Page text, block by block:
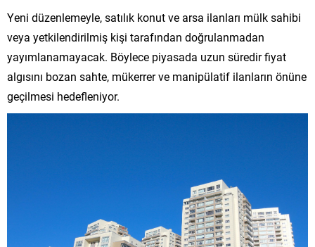
Yeni düzenlemeyle, satılık konut ve arsa ilanları mülk sahibi
veya yetkilendirilmiş kişi tarafından doğrulanmadan
yayımlanamayacak. Böylece piyasada uzun süredir fiyat
algısını bozan sahte, mükerrer ve manipülatif ilanların önüne
geçilmesi hedefleniyor.